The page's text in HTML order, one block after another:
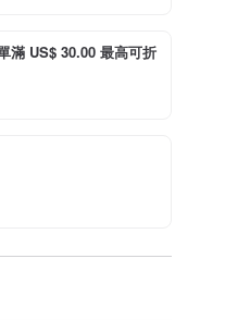
滿 US$ 30.00 最高可折